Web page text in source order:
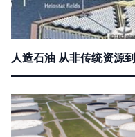
人造石油 从非传统资源